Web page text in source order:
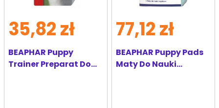
BEAPHAR Puppy
Trainer Preparat Do
35,82 zł
BEAPHAR Puppy Pads
Maty Do Nauki
77,12 zł